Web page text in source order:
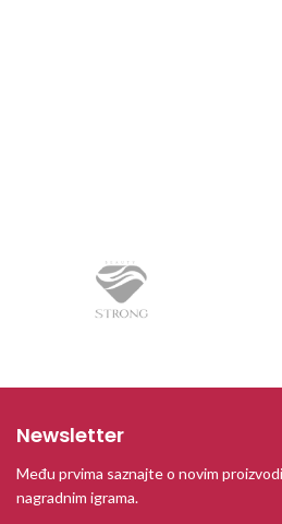
Newsletter
Među prvima saznajte o novim
nagradnim igrama.